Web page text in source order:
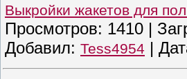
Выкройки жакетов для
Просмотров: 1410 |
Добавил: Tess4954 |